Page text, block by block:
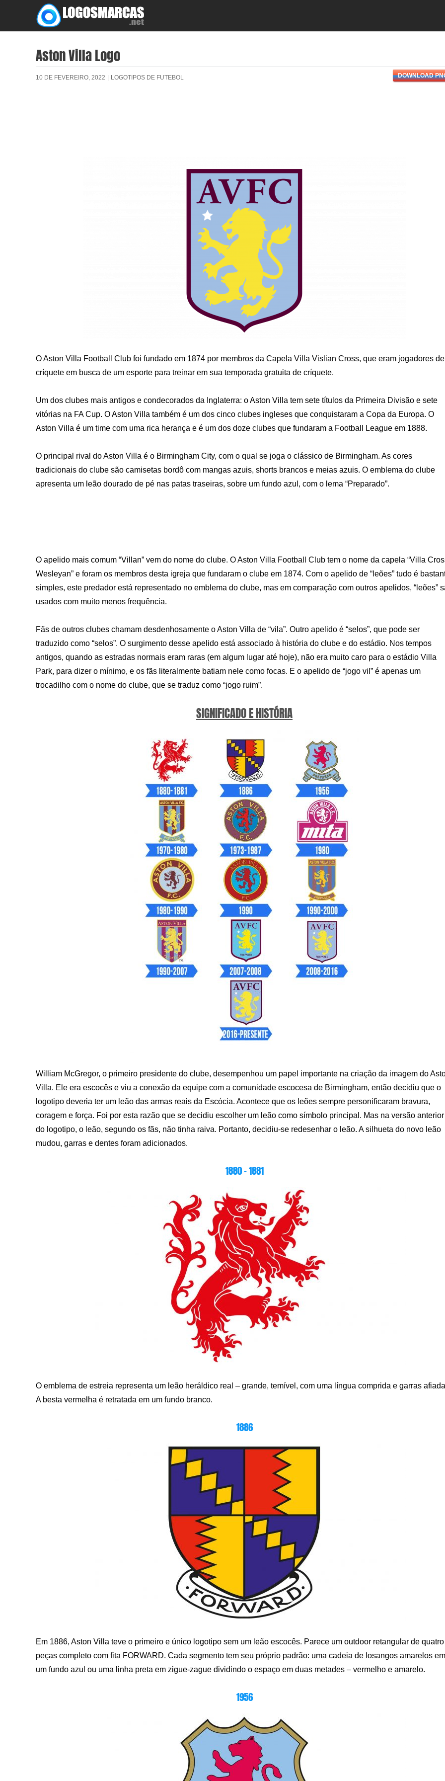
content
Aston Villa Logo
10 DE FEVEREIRO, 2022 | LOGOTIPOS DE FUTEBOL DOWNLOAD
O Aston Villa Football Club foi fundado em 1874 por membros da Capela Villa Vislian Cross, que eram jogadores de
críquete em busca de um esporte para treinar em sua temporada gratuita de críquete.
Um dos clubes mais antigos e condecorados da Inglaterra: o Aston Villa tem sete títulos da Primeira Divisão e sete
vitórias na FA Cup. O Aston Villa também é um dos cinco clubes ingleses que conquistaram a Copa da Europa. O
Aston Villa é um time com uma rica herança e é um dos doze clubes que fundaram a Football League em 1888.
O principal rival do Aston Villa é o Birmingham City, com o qual se joga o clássico de Birmingham. As cores
tradicionais do clube são camisetas bordô com mangas azuis, shorts brancos e meias azuis. O emblema do clube
apresenta um leão dourado de pé nas patas traseiras, sobre um fundo azul, com o lema “Preparado”.
O apelido mais comum “Villan” vem do nome do clube. O Aston Villa Football Club tem o nome da capela “Villa
Wesleyan” e foram os membros desta igreja que fundaram o clube em 1874. Com o apelido de “leões” tudo é
simples, este predador está representado no emblema do clube, mas em comparação com outros apelidos, “leões”
usados ​​com muito menos frequência.
Fãs de outros clubes chamam desdenhosamente o Aston Villa de “vila”. Outro apelido é “selos”, que pode ser
traduzido como “selos”. O surgimento desse apelido está associado à história do clube e do estádio. Nos tempos
antigos, quando as estradas normais eram raras (em algum lugar até hoje), não era muito caro para o estádio Villa
Park, para dizer o mínimo, e os fãs literalmente batiam nele como focas. E o apelido de “jogo vil” é apenas um
trocadilho com o nome do clube, que se traduz como “jogo ruim”.
SIGNIFICADO E HISTÓRIA
William McGregor, o primeiro presidente do clube, desempenhou um papel importante na criação da imagem do
Villa. Ele era escocês e viu a conexão da equipe com a comunidade escocesa de Birmingham, então decidiu que o
logotipo deveria ter um leão das armas reais da Escócia. Acontece que os leões sempre personificaram bravura,
coragem e força. Foi por esta razão que se decidiu escolher um leão como símbolo principal. Mas na versão anterior
do logotipo, o leão, segundo os fãs, não tinha raiva. Portanto, decidiu-se redesenhar o leão. A silhueta do novo leão
mudou, garras e dentes foram adicionados.
1880 – 1881
O emblema de estreia representa um leão heráldico real – grande, temível, com uma língua comprida e garras
A besta vermelha é retratada em um fundo branco.
1886
Em 1886, Aston Villa teve o primeiro e único logotipo sem um leão escocês. Parece um outdoor retangular de quatro
peças completo com fita FORWARD. Cada segmento tem seu próprio padrão: uma cadeia de losangos amarelos em
um fundo azul ou uma linha preta em zigue-zague dividindo o espaço em duas metades – vermelho e amarelo.
1956